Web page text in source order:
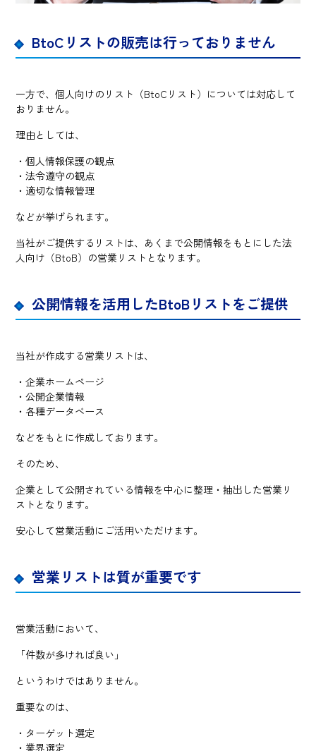
BtoCリストの販売は行っておりません
一方で、個人向けのリスト（BtoCリスト）については対応して
おりません。
理由としては、
・個人情報保護の観点
・法令遵守の観点
・適切な情報管理
などが挙げられます。
当社がご提供するリストは、あくまで公開情報をもとにした法
人向け（BtoB）の営業リストとなります。
公開情報を活用したBtoBリストをご提供
当社が作成する営業リストは、
・企業ホームページ
・公開企業情報
・各種データベース
などをもとに作成しております。
そのため、
企業として公開されている情報を中心に整理・抽出した営業リ
ストとなります。
安心して営業活動にご活用いただけます。
営業リストは質が重要です
営業活動において、
「件数が多ければ良い」
というわけではありません。
重要なのは、
・ターゲット選定
・業界選定